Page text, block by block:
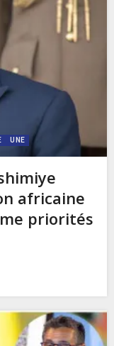
UNE
africaine
priorités